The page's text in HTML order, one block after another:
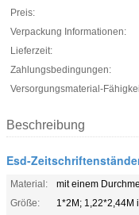
Preis:
Verpackung Informationen:
Lieferzeit:
Zahlungsbedingungen:
Versorgungsmaterial-
Beschreibung
Esd-
Material:
mit einem
Größe:
1*2M; 1,22*2,44M